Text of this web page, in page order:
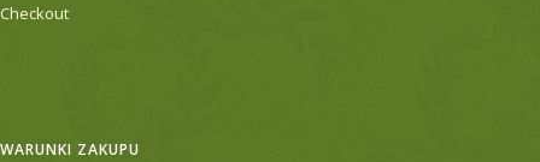
Checkout
WARUNKI ZAKUPU